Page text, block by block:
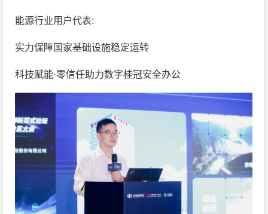
能源行业用户代表:
实力保障国家基础设施稳定运转
科技赋能·零信任助力数字桂冠安全办公